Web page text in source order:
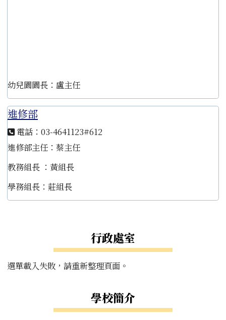
幼兒園園長：盧主任
進修部
電話：03-4641123#612
進修部主任：蔡主任
教務組長 ：黃組長
學務組長：莊組長
行政處室
選單載入失敗，請重新整理頁面。
學校簡介